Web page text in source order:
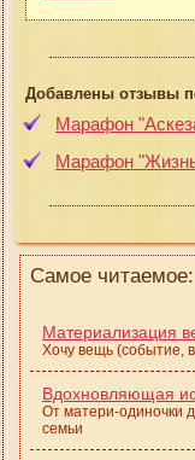
Добавлены отзывы
Марафон
Марафон
Самое читаемое:
Материализация
Хочу вещь (событие,
Вдохновляющая
От матери-одиночки
семьи